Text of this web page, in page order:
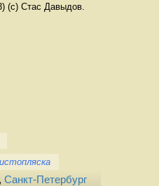
(с) Стас Давыдов.
, Санкт-Петербург